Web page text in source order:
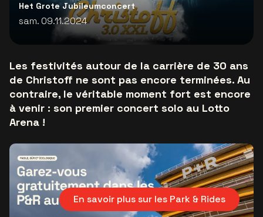
Het Grote Jubileumconcert
sam. 09.11.2024
Les festivités autour de la carrière de 30 ans
de Christoff ne sont pas encore terminées. Au
contraire, le véritable moment fort est encore
à venir : son premier concert solo au Lotto
Arena !
En savoir plus sur les Park & Rides